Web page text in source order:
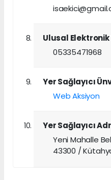
Ulusal
05335471968
Yer Sağlayıcı
Web Aksiyon
Yer Sağlayıcı
Yeni Mahalle
43300 /